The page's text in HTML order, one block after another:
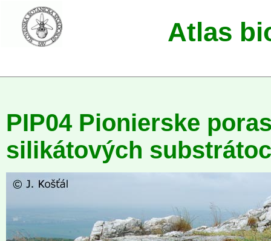
Atlas
PIP04 Pionierske
silikátových